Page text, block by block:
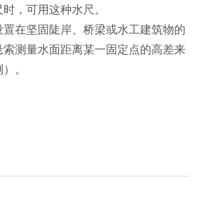
，可用这种水尺。
在坚固陡岸、桥梁或水工建筑物的
测量水面距离某一固定点的高差来
。